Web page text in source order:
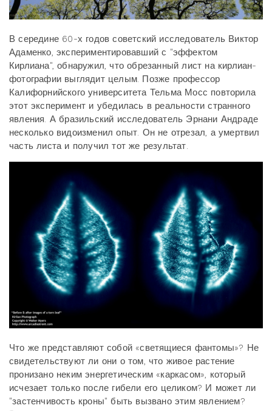
В середине 60-х годов советский исследователь Виктор
Адаменко, экспериментировавший с "эффектом
Кирлиана", обнаружил, что обрезанный лист на кирлиан-
фотографии выглядит целым. Позже профессор
Калифорнийского университета Тельма Мосс повторила
этот эксперимент и убедилась в реальности странного
явления. А бразильский исследователь Эрнани Андраде
несколько видоизменил опыт. Он не отрезал, а умертвил
часть листа и получил тот же результат.
Что же представляют собой «светящиеся фантомы»? Не
свидетельствуют ли они о том, что живое растение
пронизано неким энергетическим «каркасом», который
исчезает только после гибели его целиком? И может ли
"застенчивость кроны" быть вызвано этим явлением?